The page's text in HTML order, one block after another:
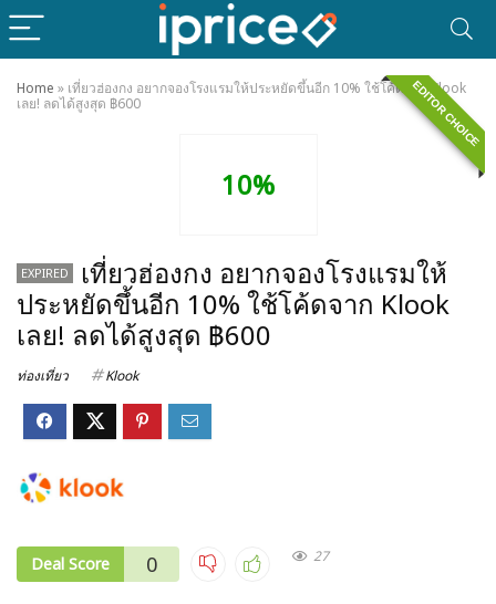
Home » เที่ยวฮ่องกง อยากจองโรงแรมให้ประหยัดขึ้นอีก 10% ใช้โค้ดจาก Klook
เลย! ลดได้สูงสุด ฿600
EDITOR CHOICE
10%
EXPIRED
เที่ยวฮ่องกง อยากจองโรงแรมให้
ประหยัดขึ้นอีก 10% ใช้โค้ดจาก Klook
เลย! ลดได้สูงสุด ฿600
ท่องเที่ยว Klook
Deal Score 0 27